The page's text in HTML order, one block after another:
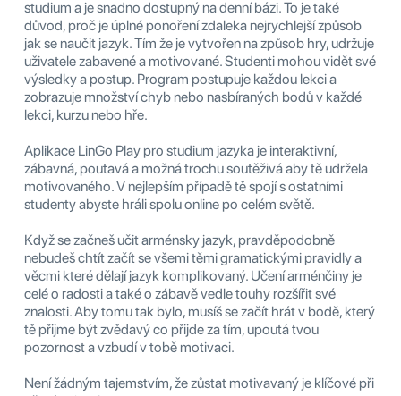
studium a je snadno dostupný na denní bázi. To je také
důvod, proč je úplné ponoření zdaleka nejrychlejší způsob
jak se naučit jazyk. Tím že je vytvořen na způsob hry, udržuje
uživatele zabavené a motivované. Studenti mohou vidět své
výsledky a postup. Program postupuje každou lekci a
zobrazuje množství chyb nebo nasbíraných bodů v každé
lekci, kurzu nebo hře.
Aplikace LinGo Play pro studium jazyka je interaktivní,
zábavná, poutavá a možná trochu soutěživá aby tě udržela
motivovaného. V nejlepším případě tě spojí s ostatními
studenty abyste hráli spolu online po celém světě.
Když se začneš učit arménsky jazyk, pravděpodobně
nebudeš chtít začít se všemi těmi gramatickými pravidly a
věcmi které dělají jazyk komplikovaný. Učení arménčiny je
celé o radosti a také o zábavě vedle touhy rozšířit své
znalosti. Aby tomu tak bylo, musíš se začít hrát v bodě, který
tě přijme být zvědavý co přijde za tím, upoutá tvou
pozornost a vzbudí v tobě motivaci.
Není žádným tajemstvím, že zůstat motivavaný je klíčové při